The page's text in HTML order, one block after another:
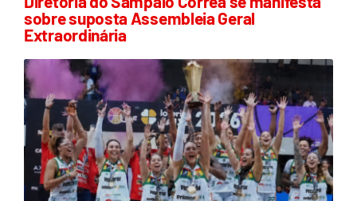
sobre suposta Assembleia Geral
Extraordinária